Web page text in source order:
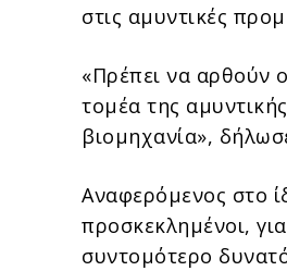
στις αμυντικές
«Πρέπει να αρθούν
τομέα της
βιομηχανία»,
Αναφερόμενος στο
προσκεκλημένοι,
συντομότερο